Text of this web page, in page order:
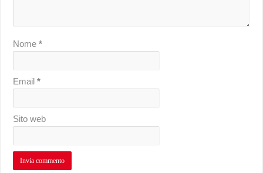
Nome*
Email*
Sito web